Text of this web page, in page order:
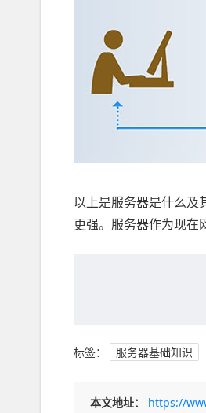
以上是服务器是什么及
更强。服务器作为现在
标签： 服务器基础知识
本文地址： https://